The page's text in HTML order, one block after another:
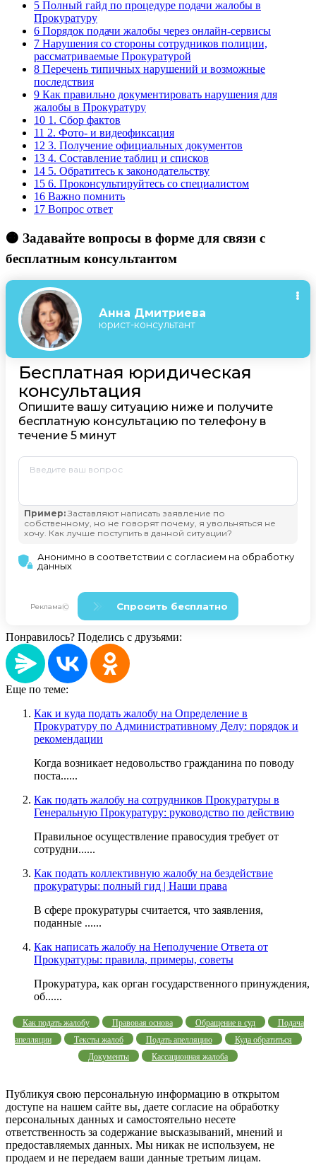
5 Полный гайд по процедуре подачи жалобы в
Прокуратуру
6 Порядок подачи жалобы через онлайн-сервисы
7 Нарушения со стороны сотрудников полиции,
рассматриваемые Прокуратурой
8 Перечень типичных нарушений и возможные
последствия
9 Как правильно документировать нарушения для
жалобы в Прокуратуру
10 1. Сбор фактов
11 2. Фото- и видеофиксация
12 3. Получение официальных документов
13 4. Составление таблиц и списков
14 5. Обратитесь к законодательству
15 6. Проконсультируйтесь со специалистом
16 Важно помнить
17 Вопрос ответ
🟠 Задавайте вопросы в форме для связи с
бесплатным консультантом
Понравилось? Поделись с друзьями:
Еще по теме:
Как и куда подать жалобу на Определение в
Прокуратуру по Административному Делу: порядок и
рекомендации
Когда возникает недовольство гражданина по поводу
поста......
Как подать жалобу на сотрудников Прокуратуры в
Генеральную Прокуратуру: руководство по действию
Правильное осуществление правосудия требует от
сотрудни......
Как подать коллективную жалобу на бездействие
прокуратуры: полный гид | Наши права
В сфере прокуратуры считается, что заявления,
поданные ......
Как написать жалобу на Неполучение Ответа от
Прокуратуры: правила, примеры, советы
Прокуратура, как орган государственного принуждения,
об......
Как подать жалобу Правовая основа Обращение в суд
Подача
апелляции
Тексты жалоб Подать апелляцию
Куда обратиться
Документы
Кассационная жалоба
Публикуя свою персональную информацию в открытом
доступе на нашем сайте вы, даете согласие на обработку
персональных данных и самостоятельно несете
ответственность за содержание высказываний, мнений и
предоставляемых данных. Мы никак не используем, не
продаем и не передаем ваши данные третьим лицам.